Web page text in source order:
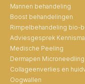
Mannen behandeling
Boost behandelingen
Rimpelbehandeling bio-
Adviesgesprek
Medische Peeling
Dermapen Microneedling
Collageenverlies en
Oogwallen